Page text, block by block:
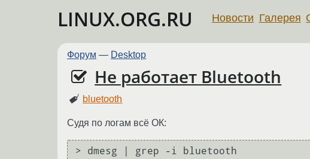
LINUX.ORG.RU Новости Галерея
Форум — Desktop
Не работает Bluetooth
bluetooth
Судя по логам всё ОК:
> dmesg | grep -i bluetooth